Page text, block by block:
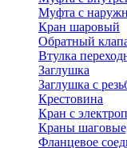
Муфта с
Кран шаровый
Обратный
Втулка
Заглушка
Заглушка с
Крестовина
Кран с
Краны
Фланцевое